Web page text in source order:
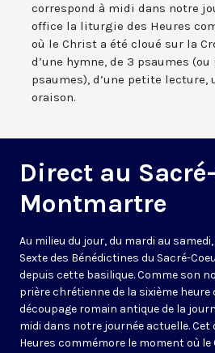
correspond à midi dans notre
office la liturgie des Heures
où le Christ a été cloué sur la
d’une hymne, de 3 psaumes (ou
psaumes), d’une petite lecture,
oraison.
Direct au
Montmartre
Au milieu du jour, du mardi au
Sexte des Bénédictines du Sacré-
depuis cette basilique. Comme son
prière chrétienne de la sixième heure
découpage romain antique de la
midi dans notre journée actuelle. Cet
Heures commémore le moment où